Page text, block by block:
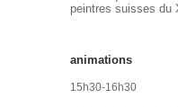
peintres suisses du
animations
15h30-16h30